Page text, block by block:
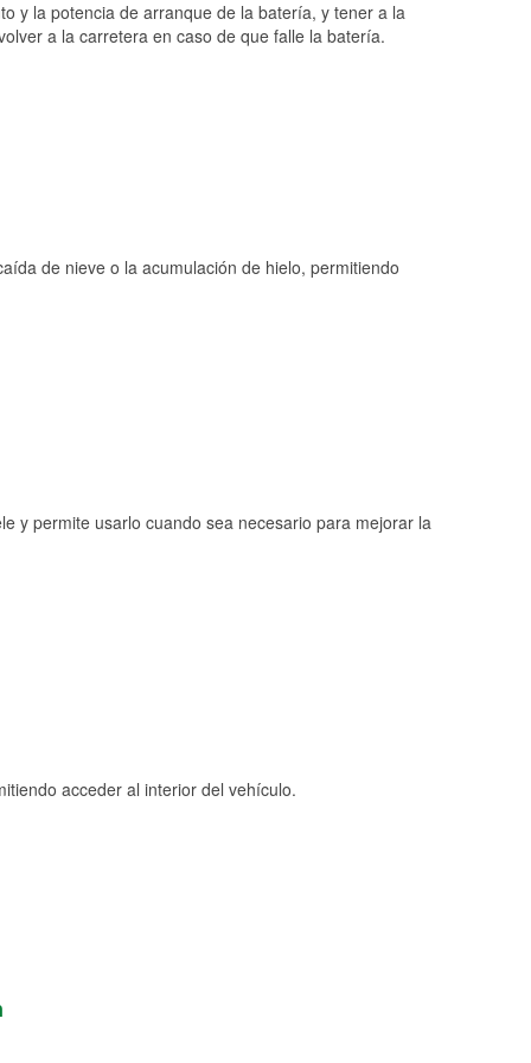
y la potencia de arranque de la batería, y tener a la
a la carretera en caso de que falle la batería.
de nieve o la acumulación de hielo, permitiendo
y permite usarlo cuando sea necesario para mejorar la
acceder al interior del vehículo.